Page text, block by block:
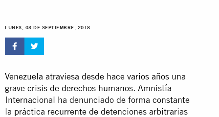
LUNES, 03 DE SEPTIEMBRE, 2018
Venezuela atraviesa desde hace varios años una
grave crisis de derechos humanos. Amnistía
Internacional ha denunciado de forma constante
la práctica recurrente de detenciones arbitrarias